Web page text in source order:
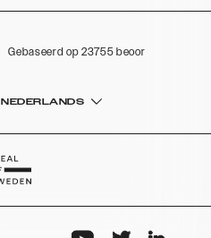
Gebaseerd op 23755 beoordelingen
NEDERLANDS